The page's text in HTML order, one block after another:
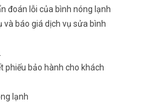
đoán lỗi của bình nóng lạnh
báo giá dịch vụ sửa bình
phiếu bảo hành cho khách
lạnh